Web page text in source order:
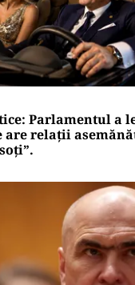
Parlamentul a
are relații